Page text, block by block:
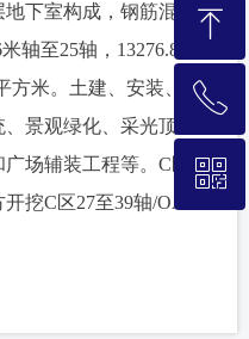
下室构成，钢筋混凝土
轴至25轴，13276.80平
方米。土建、安装、装
景观绿化、采光顶风雨
场辅装工程等。C区27
挖C区27至39轴/OA至V
ꁸ
回到顶部
ꂅ
（020）37885618
ꀥ